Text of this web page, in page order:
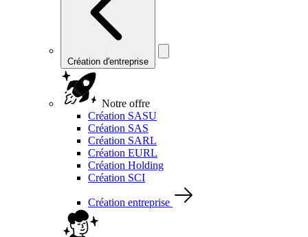
Création d'entreprise
Notre offre
Création SASU
Création SAS
Création SARL
Création EURL
Création Holding
Création SCI
Création entreprise